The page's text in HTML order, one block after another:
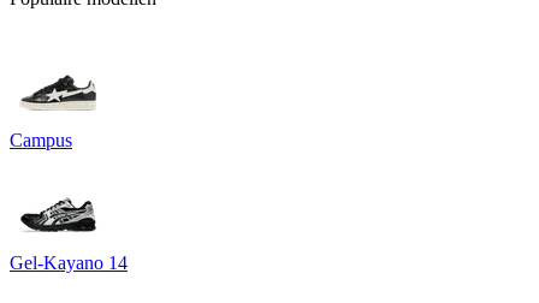
Campus
Gel-Kayano 14